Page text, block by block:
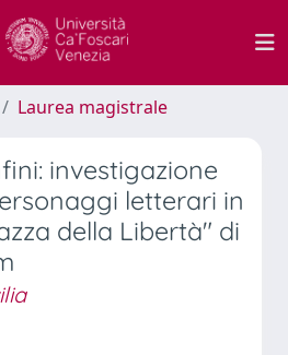
Laurea magistrale
investigazione
letterari in
della Libertà" di